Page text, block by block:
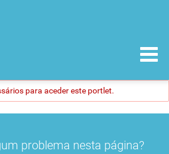
para aceder este portlet.
problema nesta página?